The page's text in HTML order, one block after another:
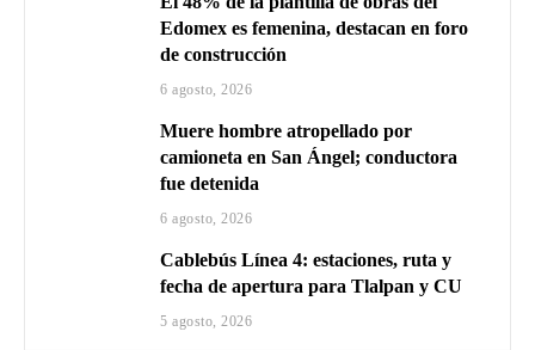
Edomex es femenina, destacan en foro
de construcción
6 agosto, 2026
Muere hombre atropellado por
camioneta en San Ángel; conductora
fue detenida
6 agosto, 2026
Cablebús Línea 4: estaciones, ruta y
fecha de apertura para Tlalpan y CU
5 agosto, 2026